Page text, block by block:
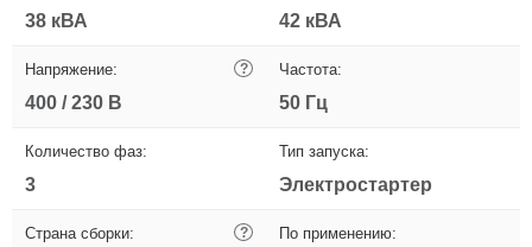
38 кВА 42 кВА
Напряжение: ?
400 / 230 В
Частота:
50 Гц
Количество фаз:
3
Тип запуска:
Электростартер
Страна сборки: ? По применению: